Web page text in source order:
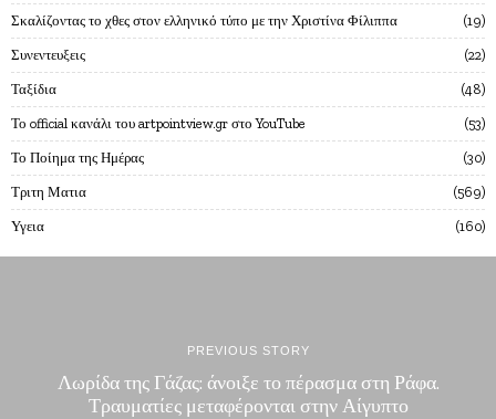
Σκαλίζοντας το χθες στον ελληνικό τύπο με την Χριστίνα Φίλιππα 19
Συνεντευξεις 22
Ταξίδια 48
Το official κανάλι του artpointview.gr στο YouTube 53
Το Ποίημα της Ημέρας 30
Τριτη Ματια 569
Υγεια 160
PREVIOUS STORY
Λωρίδα της Γάζας: άνοιξε το πέρασμα στη Ράφα.
Τραυματίες μεταφέρονται στην Αίγυπτο